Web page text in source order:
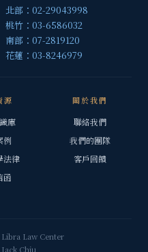
北部：02-29043998
桃竹：03-6586032
南部：07-2819120
花蓮：03-8246979
源
庫
例
法律
函
關於我們
聯絡我們
我們的團隊
客戶回饋
Libra Law Center
Jack Chiu